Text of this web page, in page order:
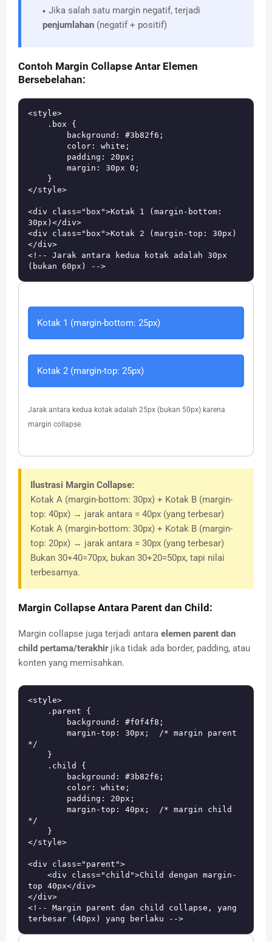
Jika salah satu margin negatif, terjadi
penjumlahan (negatif + positif)
Contoh Margin Collapse Antar Elemen
Bersebelahan:
<style>
</style>
<div class="box">Kotak 1 (margin-bottom:
30px)</div>
<div class="box">Kotak 2 (margin-top: 30px)
</div>
<!-- Jarak antara kedua kotak adalah 30px
Kotak 1 (margin-bottom: 25px)
Kotak 2 (margin-top: 25px)
Jarak antara kedua kotak adalah 25px (bukan 50px) karena
margin collapse.
Ilustrasi Margin Collapse:
Kotak A (margin-bottom: 30px) + Kotak B (margin-
top: 40px) → jarak antara = 40px (yang terbesar)
Kotak A (margin-bottom: 30px) + Kotak B (margin-
top: 20px) → jarak antara = 30px (yang terbesar)
Bukan 30+40=70px, bukan 30+20=50px, tapi nilai
terbesarnya.
Margin Collapse Antara Parent dan Child:
Margin collapse juga terjadi antara elemen parent dan
child pertama/terakhirjika tidak ada border, padding, atau
konten yang memisahkan.
<style>
*/
*/
</style>
<div class="parent">
top 40px</div>
</div>
<!-- Margin parent dan child collapse, yang